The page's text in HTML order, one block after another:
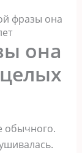
фразы она
она
обычного.